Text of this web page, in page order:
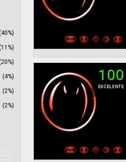
(4%)
(2%)
(2%)
100
EXCELENTE